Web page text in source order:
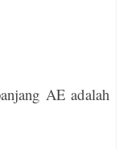
AE adalah